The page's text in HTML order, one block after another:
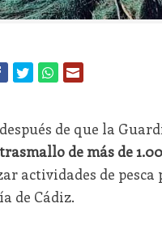
de que la
trasmallo de más de
actividades de pesca
de Cádiz.